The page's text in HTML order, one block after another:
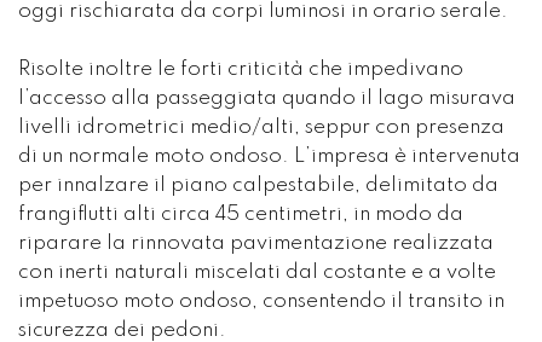
oggi rischiarata da corpi luminosi in orario serale.
Risolte inoltre le forti criticità che impedivano
l’accesso alla passeggiata quando il lago misurava
livelli idrometrici medio/alti, seppur con presenza
di un normale moto ondoso. L’impresa è intervenuta
per innalzare il piano calpestabile, delimitato da
frangiflutti alti circa 45 centimetri, in modo da
riparare la rinnovata pavimentazione realizzata
con inerti naturali miscelati dal costante e a volte
impetuoso moto ondoso, consentendo il transito in
sicurezza dei pedoni.